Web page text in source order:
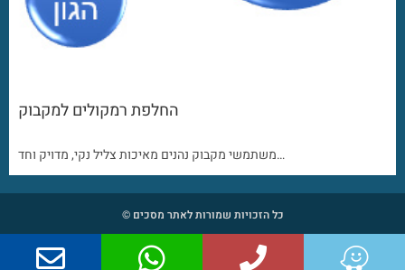
החלפת רמקולים למקבוק
משתמשי מקבוק נהנים מאיכות צליל נקי, מדויק וחד…
כל הזכויות שמורות לאתר מסכים ©